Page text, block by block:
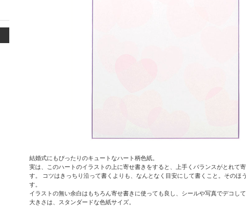
結婚式にもぴったりのキュートなハート柄色紙。
実は、このハートのイラストの上に寄せ書きをすると、上手くバランスがとれて
す。 コツはきっちり沿って書くよりも、なんとなく目安にして書くこと。そのほ
す。
イラストの無い余白はもちろん寄せ書きに使っても良し、シールや写真でデコし
大きさは、スタンダードな色紙サイズ。